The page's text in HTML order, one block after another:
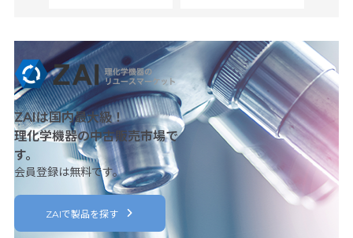
ZAIは国内最大級！
理化学機器の中古販売市場で
す。
会員登録は無料です。
ZAIで製品を探す